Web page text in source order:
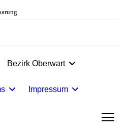
Bezirk Oberwart
Impressum